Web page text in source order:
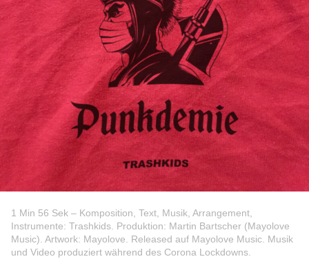
1 Min 56 Sek – Komposition, Text, Musik, Arrangement,
Instrumente: Trashkids. Produktion: Martin Bartscher (Mayolove
Music). Artwork: Mayolove. Released auf Mayolove Music. Musik
und Video produziert während des Corona Lockdowns.